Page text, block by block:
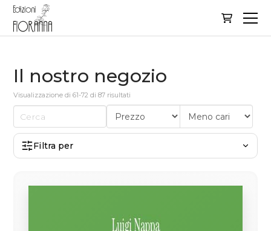
Il nostro negozio
Visualizzazione di 61-72 di 87 risultati
Filtra per